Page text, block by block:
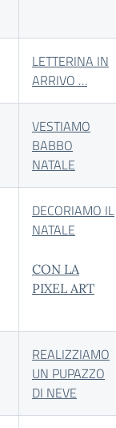
LETTERINA IN
ARRIVO …
VESTIAMO
BABBO
NATALE
DECORIAMO IL
NATALE
CON LA
PIXEL ART
REALIZZIAMO
UN PUPAZZO
DI NEVE